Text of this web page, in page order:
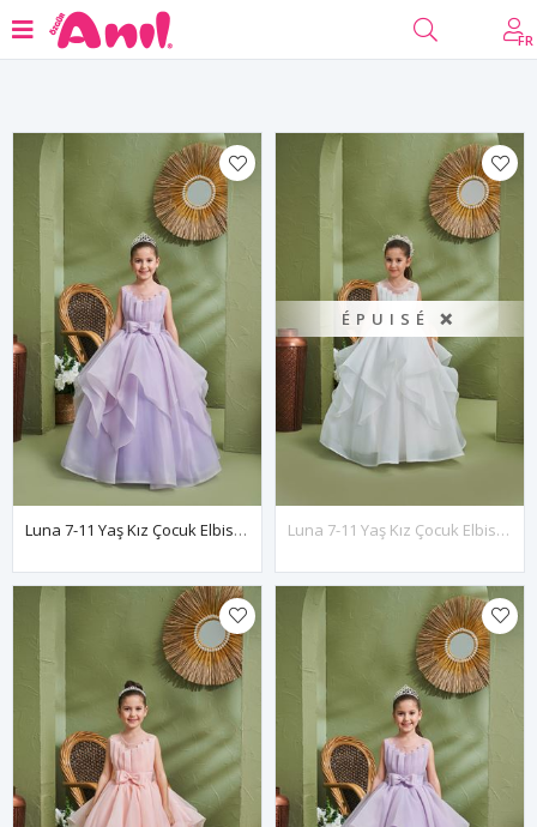
FR
filtre
Luna 7-11 Yaş Kız Çocuk Elbise 30167 Lila
ÉPUISÉ ❌
Luna 7-11 Yaş Kız Çocuk Elbise 30167 Kırık Beyaz